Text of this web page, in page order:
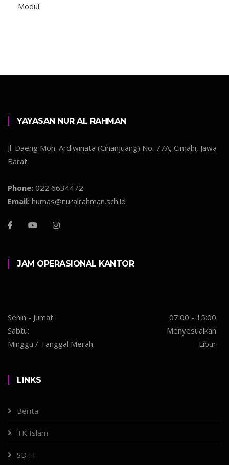
Modul
YAYASAN NUR AL RAHMAN
Jl. Daeng Moh. Ardiwinata (Cihanjuang) No. 77A, Cimahi, Jawa
Barat
Phone: 022 6634472
Email: humas@nuralrahman.sch.id
JAM OPERASIONAL KANTOR
Senin - Jumat :
07:00 - 15:00
Sabtu:
Menyesuaikan
Minggu / Tanggal Merah:
Libur
LINKS
Berita
TK Islam
SD IT